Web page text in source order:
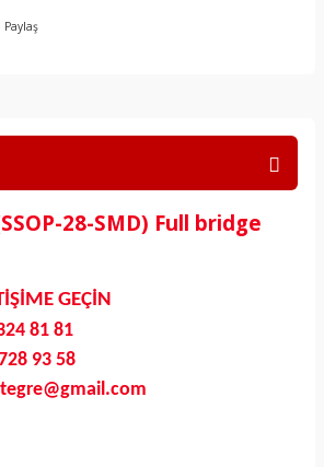
Paylaş
28-SMD) Full bridge
GEÇİN
81 81
93 58